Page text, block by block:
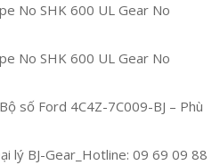
No SHK 600 UL Gear No
No SHK 600 UL Gear No
số Ford 4C4Z-7C009-BJ – Phù
lý BJ-Gear_Hotline: 09 69 09 88